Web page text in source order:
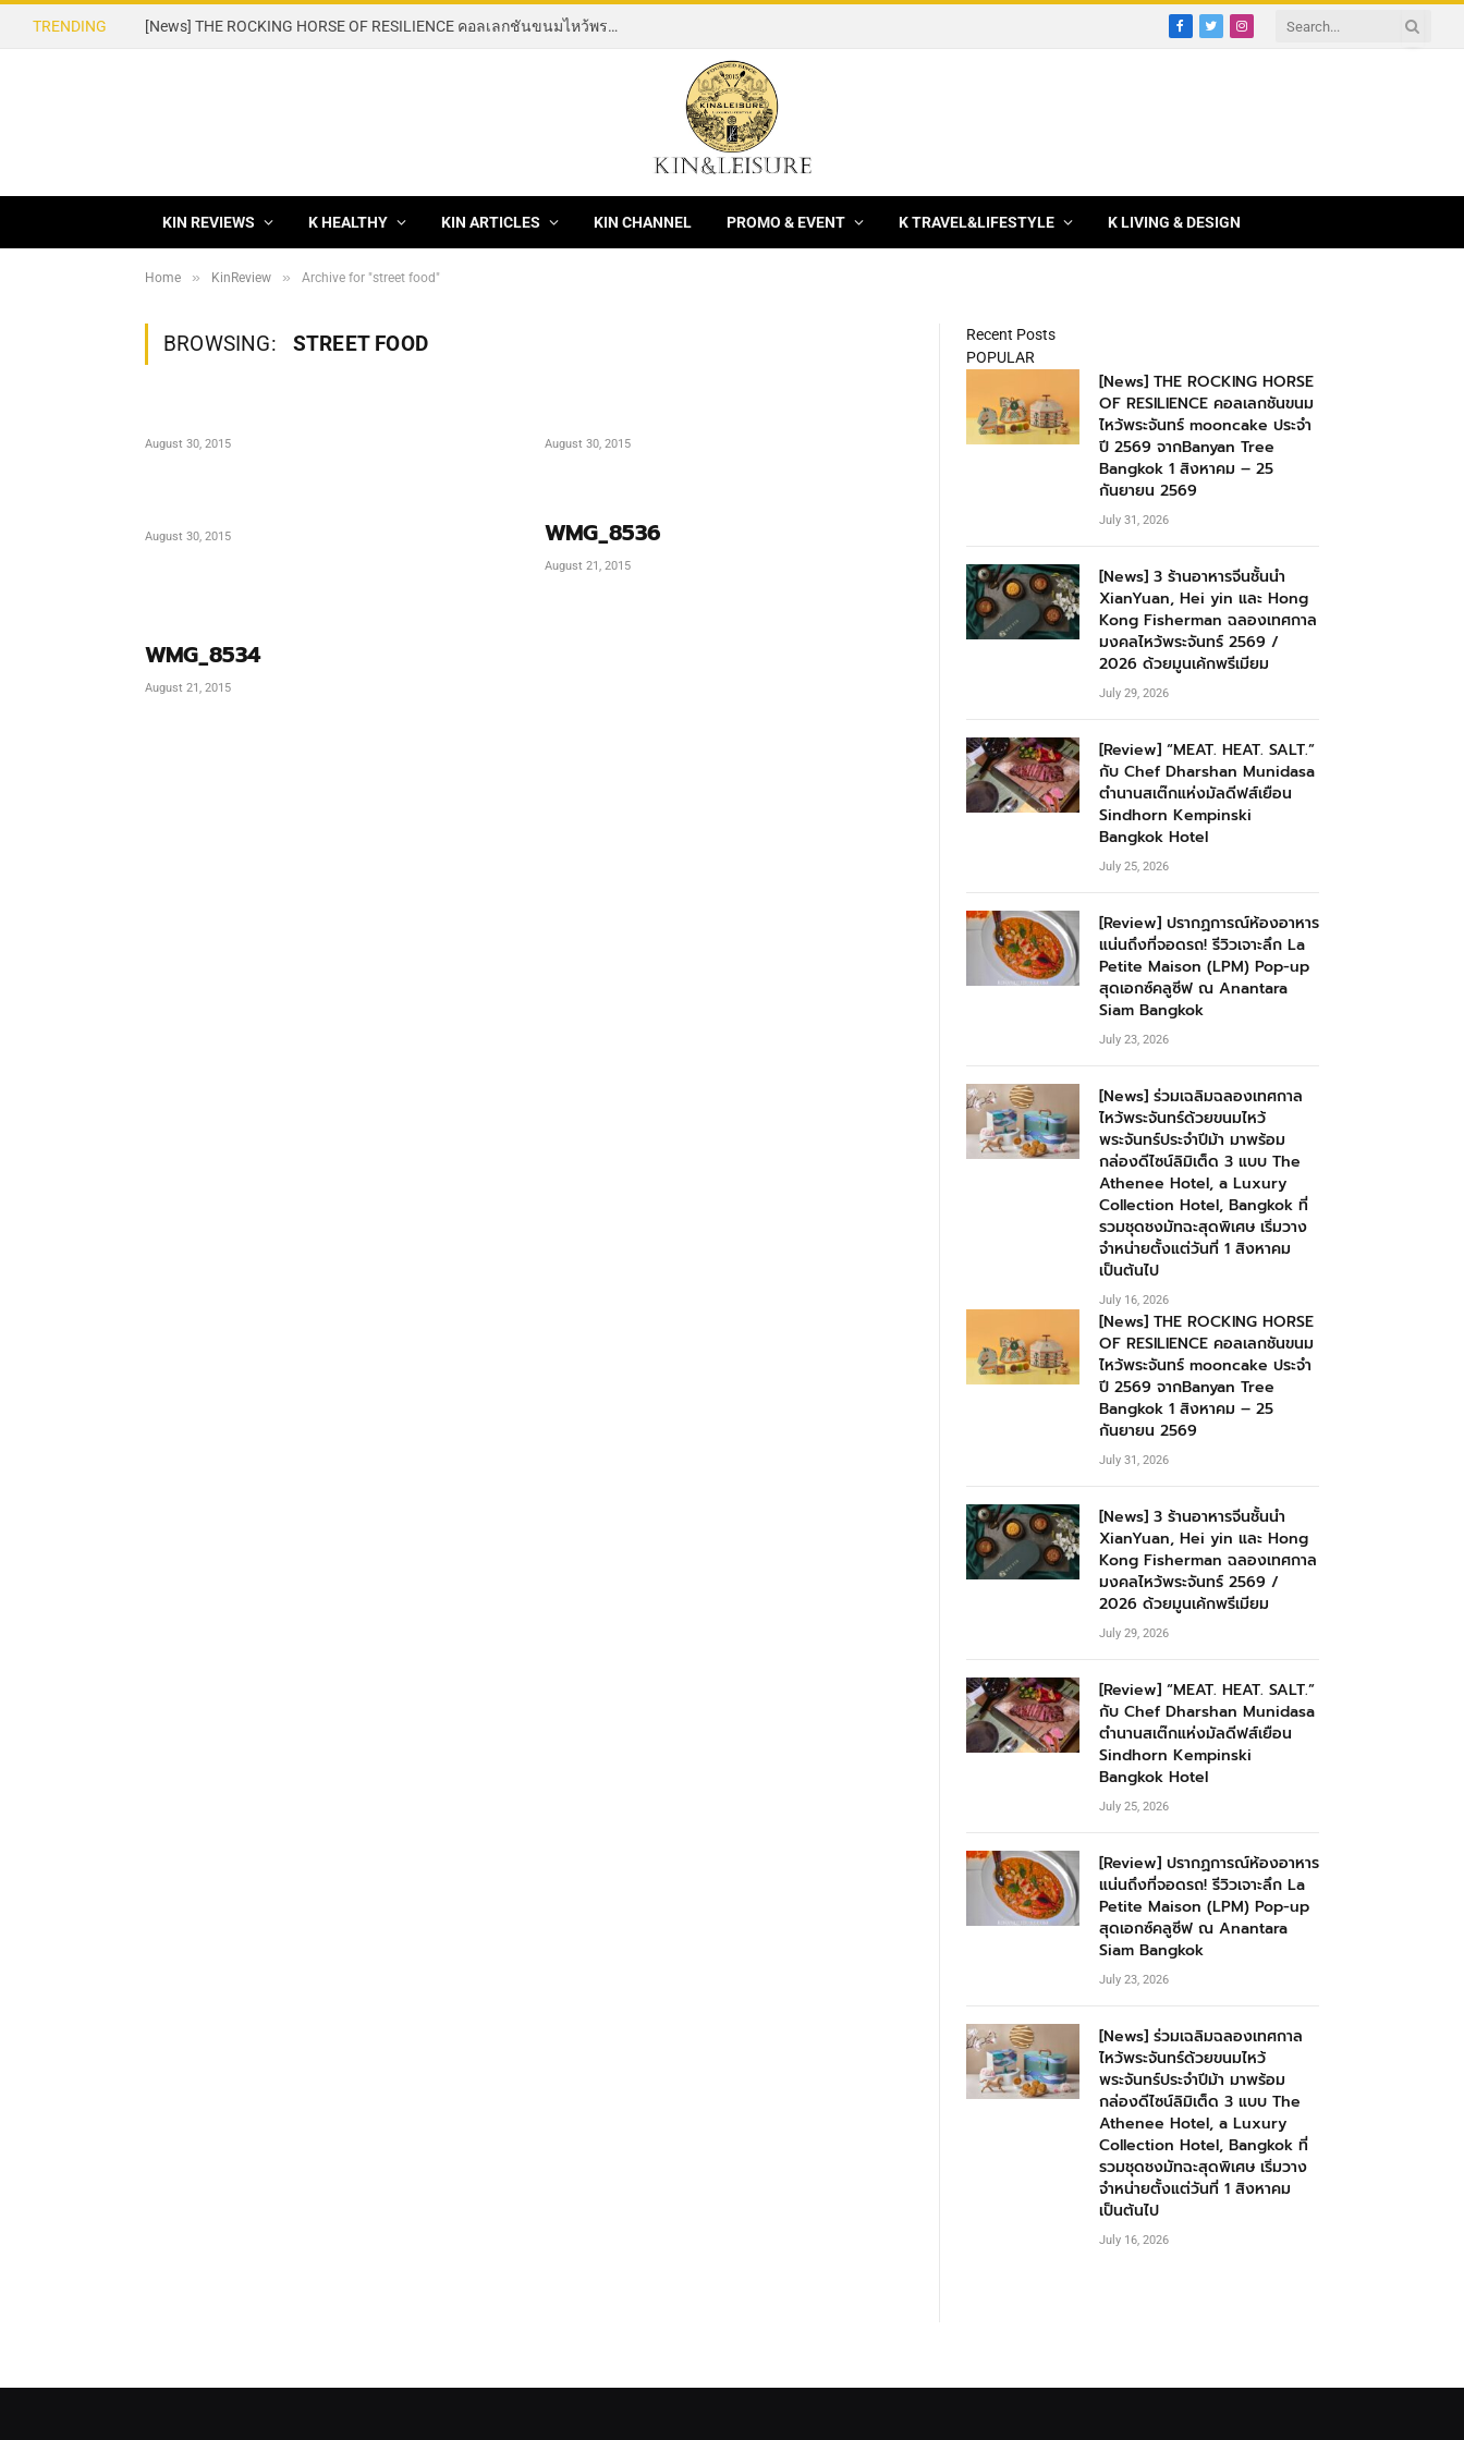
TRENDING [News] THE ROCKING HORSE OF RESILIENCE คอลเลกชันขนมไหว้พระจันทร์ mooncake ประจำปี 2569 จากBanyan Tree Bangkok 1 สิงหาคม – 25 กันยายน 2569
Facebook
TwitterInstagram
KIN REVIEWS K HEALTHY KIN ARTICLES KIN CHANNEL PROMO & EVENT K TRAVEL&LIFESTYLE K LIVING & DESIGN
Home » KinReview » Archive for "street food"
BROWSING: STREET FOOD
August 30, 2015 August 30, 2015
August 30, 2015 WMG_8536
August 21, 2015
WMG_8534
August 21, 2015
Recent Posts
POPULAR
[News] THE ROCKING HORSE
OF RESILIENCE คอลเลกชันขนม
ไหว้พระจันทร์ mooncake ประจำ
ปี 2569 จากBanyan Tree
Bangkok 1 สิงหาคม – 25
กันยายน 2569
July 31, 2026
[News] 3 ร้านอาหารจีนชั้นนำ
XianYuan, Hei yin และ Hong
Kong Fisherman ฉลองเทศกาล
มงคลไหว้พระจันทร์ 2569 /
2026 ด้วยมูนเค้กพรีเมียม
July 29, 2026
[Review] “MEAT. HEAT. SALT.”
กับ Chef Dharshan Munidasa
ตำนานสเต๊กแห่งมัลดีฟส์เยือน
Sindhorn Kempinski
Bangkok Hotel
July 25, 2026
[Review] ปรากฏการณ์ห้องอาหาร
แน่นถึงที่จอดรถ! รีวิวเจาะลึก La
Petite Maison (LPM) Pop-up
สุดเอกซ์คลูซีฟ ณ Anantara
Siam Bangkok
July 23, 2026
[News] ร่วมเฉลิมฉลองเทศกาล
ไหว้พระจันทร์ด้วยขนมไหว้
พระจันทร์ประจำปีม้า มาพร้อม
กล่องดีไซน์ลิมิเต็ด 3 แบบ The
Athenee Hotel, a Luxury
Collection Hotel, Bangkok ที่
รวมชุดชงมัทฉะสุดพิเศษ เริ่มวาง
จำหน่ายตั้งแต่วันที่ 1 สิงหาคม
เป็นต้นไป
July 16, 2026
[News] THE ROCKING HORSE
OF RESILIENCE คอลเลกชันขนม
ไหว้พระจันทร์ mooncake ประจำ
ปี 2569 จากBanyan Tree
Bangkok 1 สิงหาคม – 25
กันยายน 2569
July 31, 2026
[News] 3 ร้านอาหารจีนชั้นนำ
XianYuan, Hei yin และ Hong
Kong Fisherman ฉลองเทศกาล
มงคลไหว้พระจันทร์ 2569 /
2026 ด้วยมูนเค้กพรีเมียม
July 29, 2026
[Review] “MEAT. HEAT. SALT.”
กับ Chef Dharshan Munidasa
ตำนานสเต๊กแห่งมัลดีฟส์เยือน
Sindhorn Kempinski
Bangkok Hotel
July 25, 2026
[Review] ปรากฏการณ์ห้องอาหาร
แน่นถึงที่จอดรถ! รีวิวเจาะลึก La
Petite Maison (LPM) Pop-up
สุดเอกซ์คลูซีฟ ณ Anantara
Siam Bangkok
July 23, 2026
[News] ร่วมเฉลิมฉลองเทศกาล
ไหว้พระจันทร์ด้วยขนมไหว้
พระจันทร์ประจำปีม้า มาพร้อม
กล่องดีไซน์ลิมิเต็ด 3 แบบ The
Athenee Hotel, a Luxury
Collection Hotel, Bangkok ที่
รวมชุดชงมัทฉะสุดพิเศษ เริ่มวาง
จำหน่ายตั้งแต่วันที่ 1 สิงหาคม
เป็นต้นไป
July 16, 2026